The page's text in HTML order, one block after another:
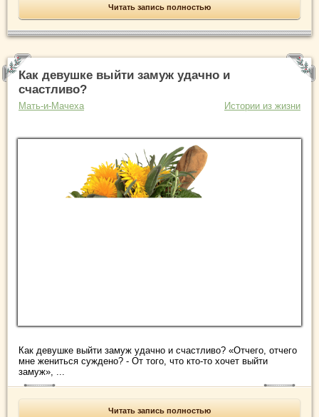
Читать запись полностью
Как девушке выйти замуж удачно и
счастливо?
Мать-и-Мачеха Истории из жизни
Как девушке выйти замуж удачно и счастливо? «Отчего, отчего
мне жениться суждено? - От того, что кто-то хочет выйти
замуж», ...
Читать запись полностью